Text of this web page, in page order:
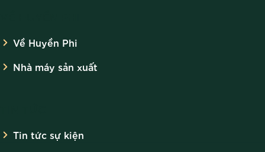
Về Huyền Phi
Nhà máy sản xuất
Tin tức sự kiện